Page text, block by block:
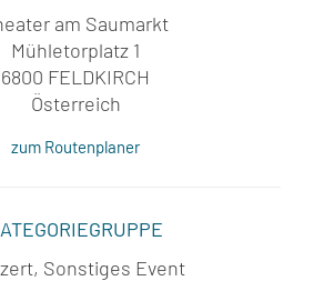
am Saumarkt
Mühletorplatz 1
6800 FELDKIRCH
Österreich
zum Routenplaner
Sonstiges Event